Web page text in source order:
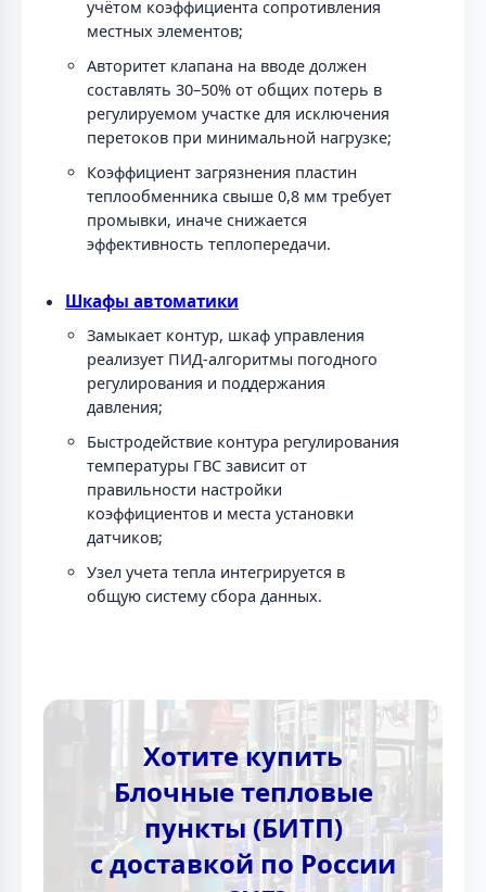
учётом коэффициента сопротивления
местных элементов;
Авторитет клапана на вводе должен
составлять 30–50% от общих потерь в
регулируемом участке для исключения
перетоков при минимальной нагрузке;
Коэффициент загрязнения пластин
теплообменника свыше 0,8 мм требует
промывки, иначе снижается
эффективность теплопередачи.
Шкафы автоматики
Замыкает контур, шкаф управления
реализует ПИД-алгоритмы погодного
регулирования и поддержания
давления;
Быстродействие контура регулирования
температуры ГВС зависит от
правильности настройки
коэффициентов и места установки
датчиков;
Узел учета тепла интегрируется в
общую систему сбора данных.
Хотите купить
Блочные тепловые
пункты (БИТП)
с доставкой по России